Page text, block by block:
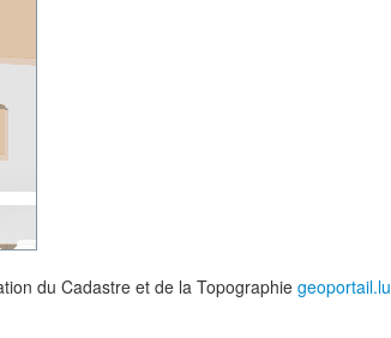
du Cadastre et de la Topographiegeoportail.lu